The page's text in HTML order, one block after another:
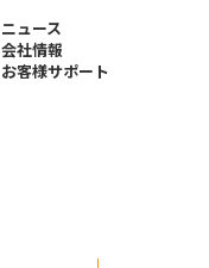
ニュース
会社情報
お客様サポート